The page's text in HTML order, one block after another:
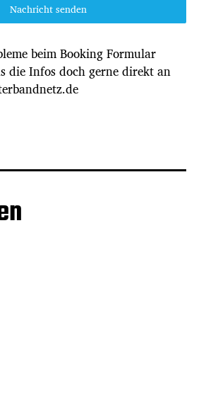
Nachricht senden
beim Booking Formular
die Infos doch gerne direkt an